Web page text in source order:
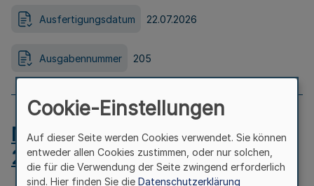
Ausfertigungsdatum 22.07.2026
Ausgabennummer 205
MB.NRW 2026 Nr. 204 vom
24.07.2026
Cookie-Einstellungen
Auf dieser Seite werden Cookies verwendet. Sie können
entweder allen Cookies zustimmen, oder nur solchen,
die für die Verwendung der Seite zwingend erforderlich
sind. Hier finden Sie die Datenschutzerklärung